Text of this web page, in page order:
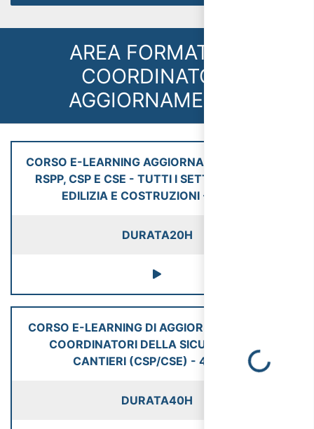
AREA FORMATIVA:
COORDINATORI
AGGIORNAMENTO
CORSO E-LEARNING AGGIORNAMENTO ASPP E
RSPP, CSP E CSE - TUTTI I SETTORI ATECO -
EDILIZIA E COSTRUZIONI - 20 ORE
DURATA20H
CORSO E-LEARNING DI AGGIORNAMENTO PER
COORDINATORI DELLA SICUREZZA NEI
CANTIERI (CSP/CSE) - 40 ORE
DURATA40H
Loading...